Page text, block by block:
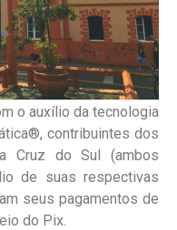
o auxílio da tecnologia
contribuintes dos
Cruz do Sul (ambos
de suas respectivas
seus pagamentos de
do Pix.